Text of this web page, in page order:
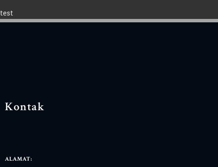
test
Kontak
ALAMAT: